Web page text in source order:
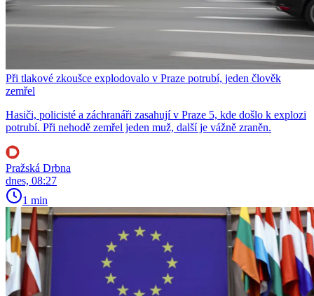
Při tlakové zkoušce explodovalo v Praze potrubí, jeden člověk
zemřel
Hasiči, policisté a záchranáři zasahují v Praze 5, kde došlo k explozi
potrubí. Při nehodě zemřel jeden muž, další je vážně zraněn.
Pražská Drbna
dnes, 08:27
1 min